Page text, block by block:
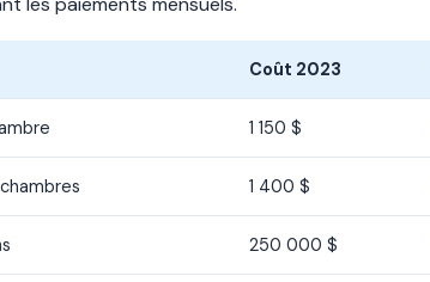
Coût 2023
1 150 $
1 400 $
250 000 $